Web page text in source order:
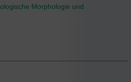
Morphologie und